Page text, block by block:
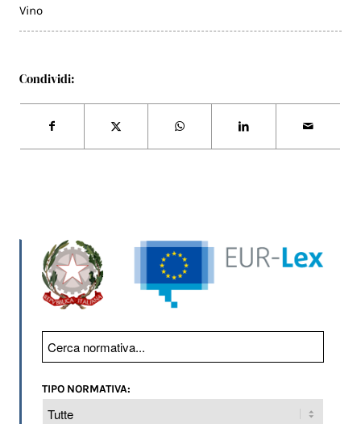
Vino
Condividi:
TIPO NORMATIVA: